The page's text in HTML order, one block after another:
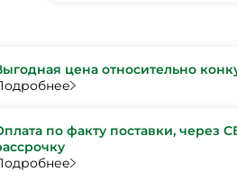
цена относительно
по факту поставки, через